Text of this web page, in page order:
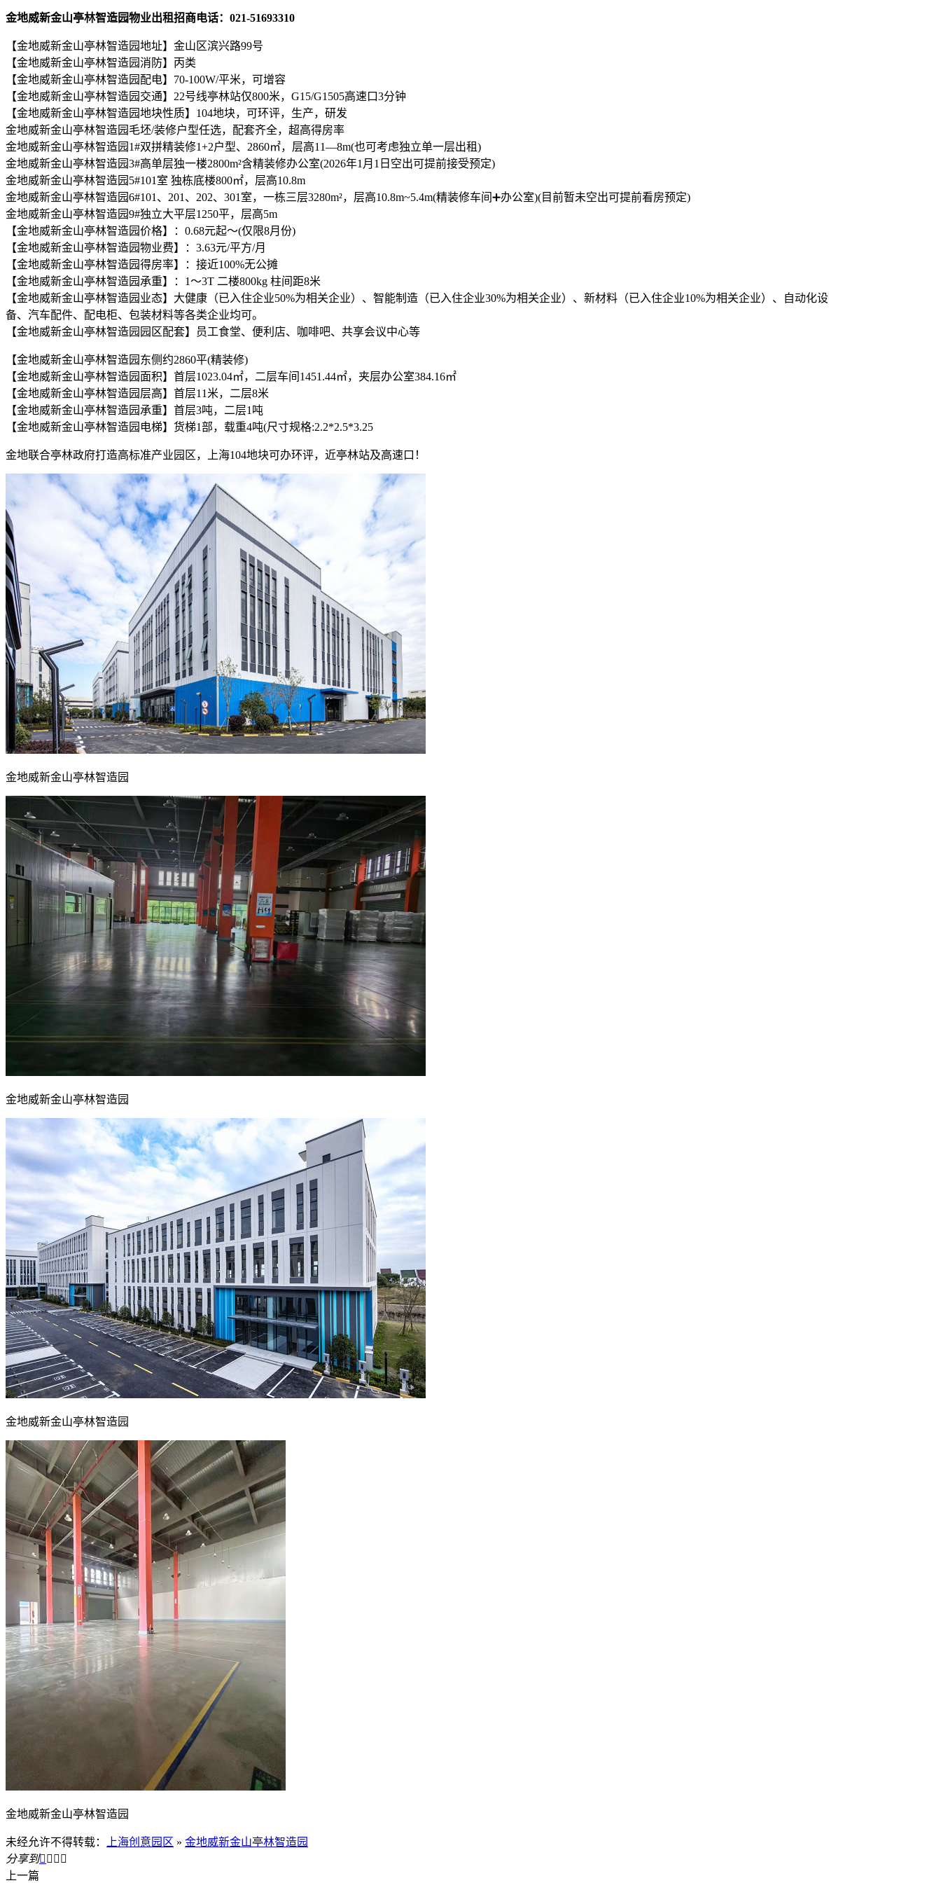
金地威新金山亭林智造园物业出租招商电话：021-51693310
【金地威新金山亭林智造园地址】金山区滨兴路99号
【金地威新金山亭林智造园消防】丙类
【金地威新金山亭林智造园配电】70-100W/平米，可增容
【金地威新金山亭林智造园交通】22号线亭林站仅800米，G15/G1505高速口3分钟
【金地威新金山亭林智造园地块性质】104地块，可环评，生产，研发
金地威新金山亭林智造园毛坯/装修户型任选，配套齐全，超高得房率
金地威新金山亭林智造园1#双拼精装修1+2户型、2860㎡，层高11—8m(也可考虑独立单一层出租)
金地威新金山亭林智造园3#高单层独一楼2800m²含精装修办公室(2026年1月1日空出可提前接受预定)
金地威新金山亭林智造园5#101室 独栋底楼800㎡，层高10.8m
金地威新金山亭林智造园6#101、201、202、301室，一栋三层3280m²，层高10.8m~5.4m(精装修车间➕办公室)(目前暂未空出可提前看房预定)
金地威新金山亭林智造园9#独立大平层1250平，层高5m
【金地威新金山亭林智造园价格】：0.68元起～(仅限8月份)
【金地威新金山亭林智造园物业费】：3.63元/平方/月
【金地威新金山亭林智造园得房率】：接近100%无公摊
【金地威新金山亭林智造园承重】：1～3T 二楼800kg 柱间距8米
【金地威新金山亭林智造园业态】大健康（已入住企业50%为相关企业）、智能制造（已入住企业30%为相关企业）、新材料（已入住企业10%为相关企业）、自动化设
备、汽车配件、配电柜、包装材料等各类企业均可。
【金地威新金山亭林智造园园区配套】员工食堂、便利店、咖啡吧、共享会议中心等
【金地威新金山亭林智造园东侧约2860平(精装修)
【金地威新金山亭林智造园面积】首层1023.04㎡，二层车间1451.44㎡，夹层办公室384.16㎡
【金地威新金山亭林智造园层高】首层11米，二层8米
【金地威新金山亭林智造园承重】首层3吨，二层1吨
【金地威新金山亭林智造园电梯】货梯1部，载重4吨(尺寸规格:2.2*2.5*3.25
金地联合亭林政府打造高标准产业园区，上海104地块可办环评，近亭林站及高速口！
金地威新金山亭林智造园
金地威新金山亭林智造园
金地威新金山亭林智造园
金地威新金山亭林智造园
未经允许不得转载： 上海创意园区 » 金地威新金山亭林智造园
分享到   
上一篇